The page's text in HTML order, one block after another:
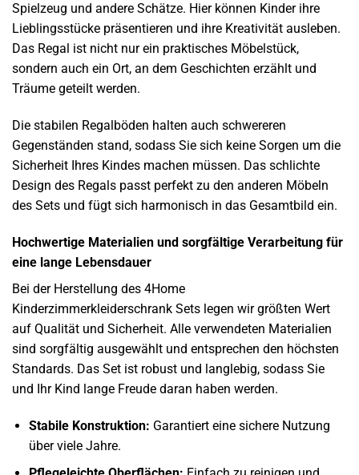
Spielzeug und andere Schätze. Hier können Kinder ihre
Lieblingsstücke präsentieren und ihre Kreativität ausleben.
Das Regal ist nicht nur ein praktisches Möbelstück,
sondern auch ein Ort, an dem Geschichten erzählt und
Träume geteilt werden.
Die stabilen Regalböden halten auch schwereren
Gegenständen stand, sodass Sie sich keine Sorgen um die
Sicherheit Ihres Kindes machen müssen. Das schlichte
Design des Regals passt perfekt zu den anderen Möbeln
des Sets und fügt sich harmonisch in das Gesamtbild ein.
Hochwertige Materialien und sorgfältige Verarbeitung für
eine lange Lebensdauer
Bei der Herstellung des 4Home
Kinderzimmerkleiderschrank Sets legen wir größten Wert
auf Qualität und Sicherheit. Alle verwendeten Materialien
sind sorgfältig ausgewählt und entsprechen den höchsten
Standards. Das Set ist robust und langlebig, sodass Sie
und Ihr Kind lange Freude daran haben werden.
Stabile Konstruktion: Garantiert eine sichere Nutzung
über viele Jahre.